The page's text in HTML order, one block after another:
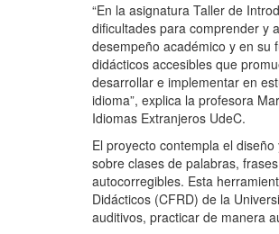
“En la asignatura Taller de
dificultades para comprender y
desempeño académico y en su
didácticos accesibles que
desarrollar e implementar en
idioma”, explica la profesora
Idiomas Extranjeros UdeC.
El proyecto contempla el
sobre clases de palabras,
autocorregibles. Esta
Didácticos (CFRD) de la
auditivos, practicar de manera